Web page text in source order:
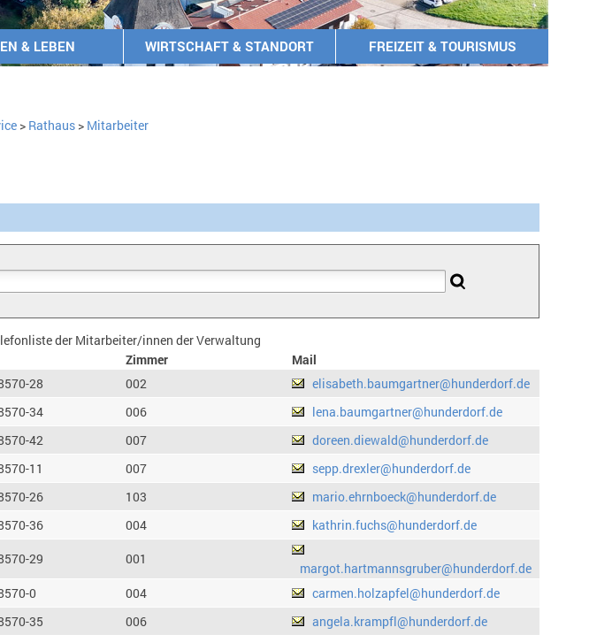
& LEBEN WIRTSCHAFT & STANDORT FREIZEIT & TOURISMUS
> Rathaus> Mitarbeiter
der Mitarbeiter/innen der Verwaltung
Zimmer
Mail
28 002
elisabeth.baumgartner@hunderdorf.de
34 006
lena.baumgartner@hunderdorf.de
42 007
doreen.diewald@hunderdorf.de
11 007
sepp.drexler@hunderdorf.de
26 103
mario.ehrnboeck@hunderdorf.de
36 004
kathrin.fuchs@hunderdorf.de
29 001
margot.hartmannsgruber@hunderdorf.de
0 004
carmen.holzapfel@hunderdorf.de
35 006
angela.krampfl@hunderdorf.de